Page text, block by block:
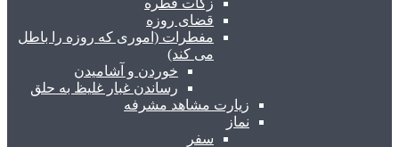
زکات فطره
قضای روزه
مفطرات (اموری که روزه را باطل
می کند)
خوردن و آشامیدن
رساندن غبار غلیظ به حلق
زیارت مشاهد مشرفه
نماز
سفر